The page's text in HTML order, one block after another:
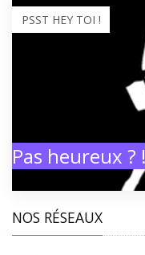
PSST HEY TOI !
Pas heureux ? !
NOS RÉSEAUX